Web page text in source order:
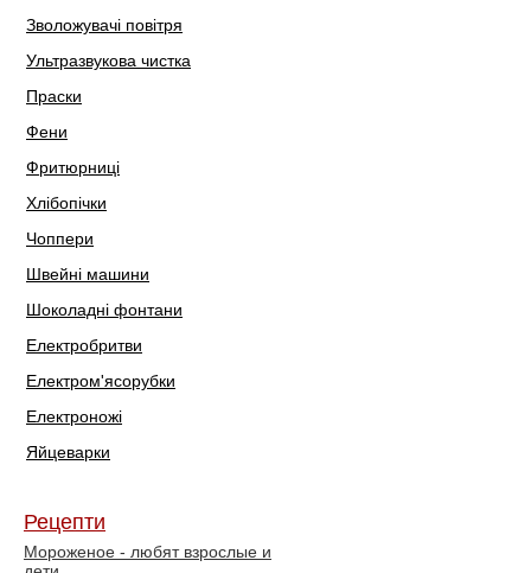
Зволожувачі повітря
Ультразвукова чистка
Праски
Фени
Фритюрниці
Хлібопічки
Чоппери
Швейні машини
Шоколадні фонтани
Електробритви
Електром'ясорубки
Електроножі
Яйцеварки
Рецепти
Мороженое - любят взрослые и